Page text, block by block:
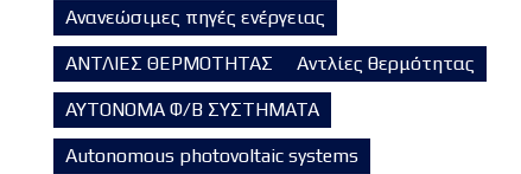
Ανανεώσιμες πηγές ενέργειας
ΑΝΤΛΙΕΣ ΘΕΡΜΟΤΗΤΑΣ Αντλίες θερμότητας
ΑΥΤΟΝΟΜΑ Φ/Β ΣΥΣΤΗΜΑΤΑ
Autonomous photovoltaic systems